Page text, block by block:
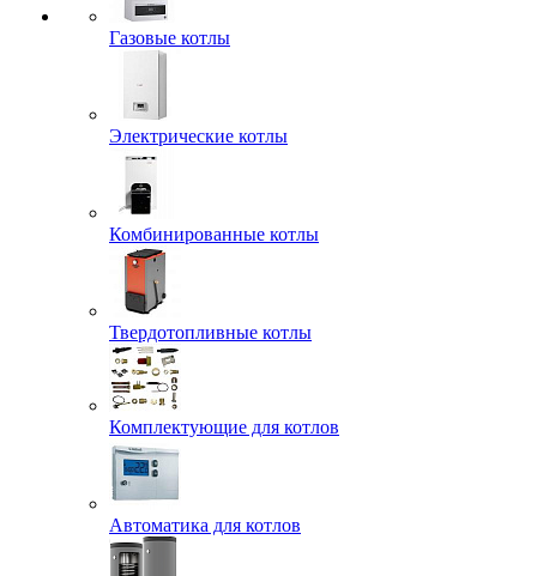
Газовые котлы
Электрические котлы
Комбинированные котлы
Твердотопливные котлы
Комплектующие для котлов
Автоматика для котлов